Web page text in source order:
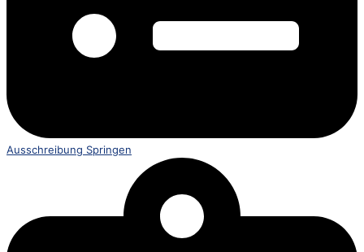
Ausschreibung Springen